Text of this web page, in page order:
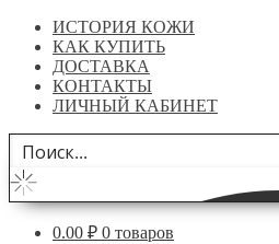
ИСТОРИЯ КОЖИ
КАК КУПИТЬ
ДОСТАВКА
КОНТАКТЫ
ЛИЧНЫЙ КАБИНЕТ
0.00 ₽ 0 товаров